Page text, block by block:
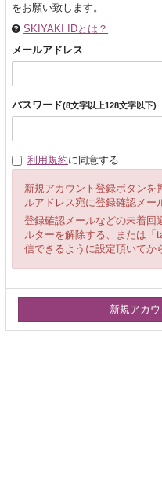
をお願い致します。
SKIYAKI IDとは？
メールアドレス
パスワード(8文字以上128文字以下)
利用規約に同意する
新規アカウント登録ボタンを
ルアドレス宛に登録確認メー
登録確認メールなどの未着回
ルターを解除する、または
信できるように設定頂いてか